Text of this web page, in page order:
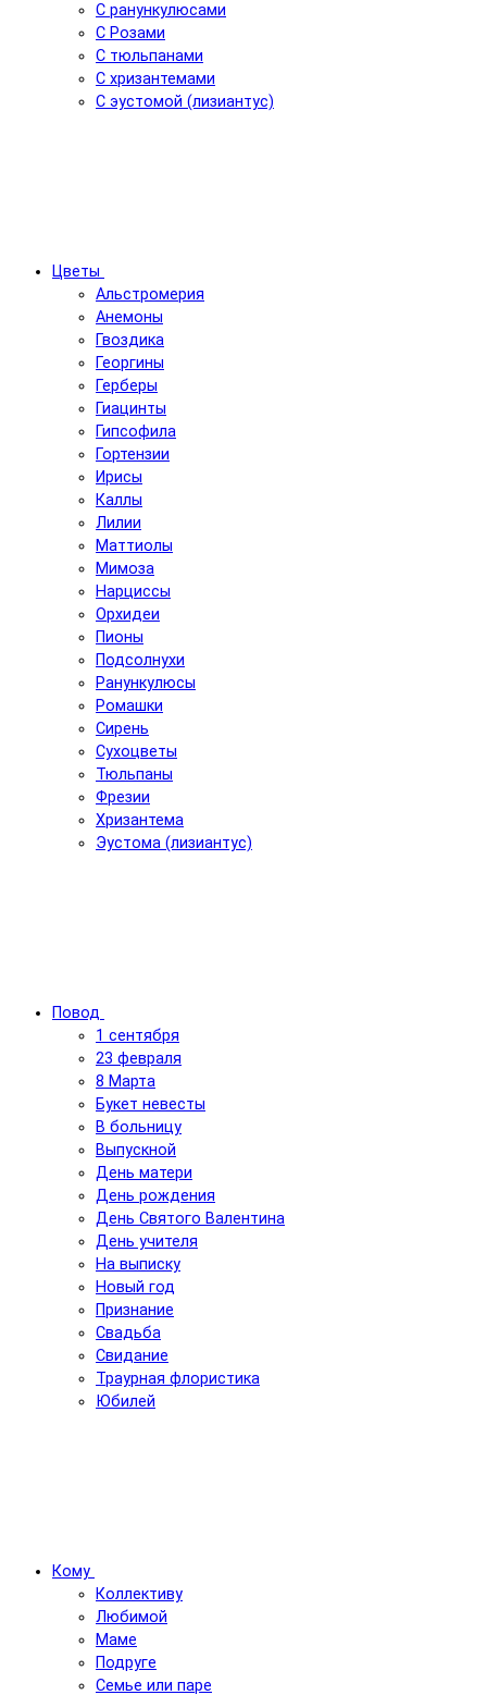
С ранункулюсами
С Розами
С тюльпанами
С хризантемами
С эустомой (лизиантус)
Цветы
Альстромерия
Анемоны
Гвоздика
Георгины
Герберы
Гиацинты
Гипсофила
Гортензии
Ирисы
Каллы
Лилии
Маттиолы
Мимоза
Нарциссы
Орхидеи
Пионы
Подсолнухи
Ранункулюсы
Ромашки
Сирень
Сухоцветы
Тюльпаны
Фрезии
Хризантема
Эустома (лизиантус)
Повод
1 сентября
23 февраля
8 Марта
Букет невесты
В больницу
Выпускной
День матери
День рождения
День Святого Валентина
День учителя
На выписку
Новый год
Признание
Свадьба
Свидание
Траурная флористика
Юбилей
Кому
Коллективу
Любимой
Маме
Подруге
Семье или паре